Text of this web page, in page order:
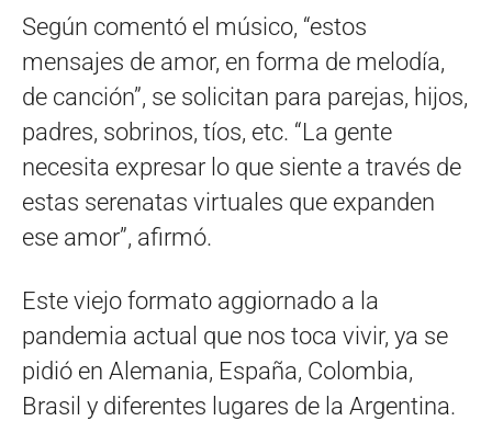
Según comentó el músico, “estos
mensajes de amor, en forma de melodía,
de canción”, se solicitan para parejas, hijos,
padres, sobrinos, tíos, etc. “La gente
necesita expresar lo que siente a través de
estas serenatas virtuales que expanden
ese amor”, afirmó.
Este viejo formato aggiornado a la
pandemia actual que nos toca vivir, ya se
pidió en Alemania, España, Colombia,
Brasil y diferentes lugares de la Argentina.